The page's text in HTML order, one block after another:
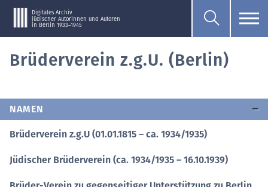
Digitales Archiv
jüdischer Autorinnen und Autoren
in Berlin 1933–1945
Brüderverein z.g.U. (Berlin)
NAMEN
Brüderverein z.g.U (01.01.1815 – ca. 1934/1935)
Jüdischer Brüderverein (ca. 1934/1935 – 16.10.1939)